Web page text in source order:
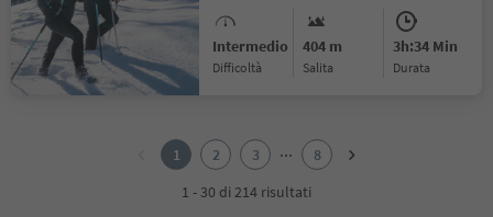
Intermedio
Difficoltà
404 m
Salita
3h:34 Min
durata
1 2 3 ...
8
1 - 30 di 214 risultati